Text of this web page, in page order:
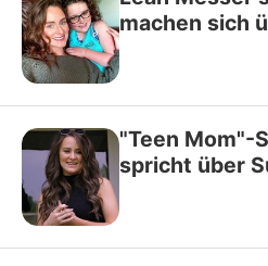
machen sich
"Teen Mom"-
spricht über